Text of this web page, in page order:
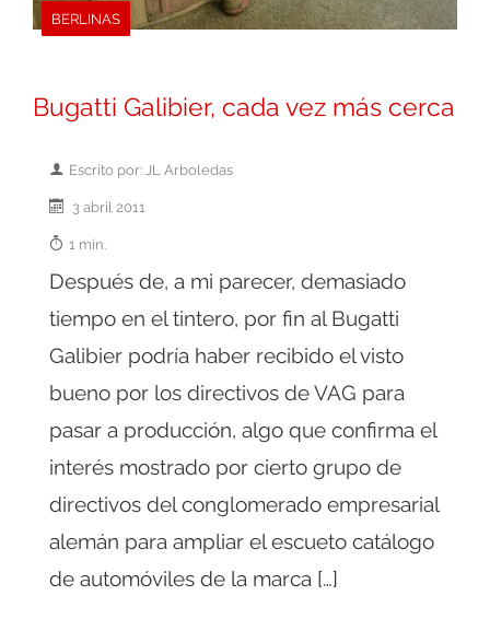
BERLINAS
Bugatti Galibier, cada vez más cerca
Escrito por: JL Arboledas
3 abril 2011
1 min.
Después de, a mi parecer, demasiado
tiempo en el tintero, por fin al Bugatti
Galibier podría haber recibido el visto
bueno por los directivos de VAG para
pasar a producción, algo que confirma el
interés mostrado por cierto grupo de
directivos del conglomerado empresarial
alemán para ampliar el escueto catálogo
de automóviles de la marca […]